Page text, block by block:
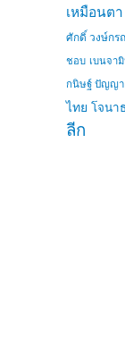
เหมือนตา
ศักดิ์ วงษ์ก
ชอบ เบนจา
กนิษฐ์ ปัญญา
ไทย โจนา
ลีก